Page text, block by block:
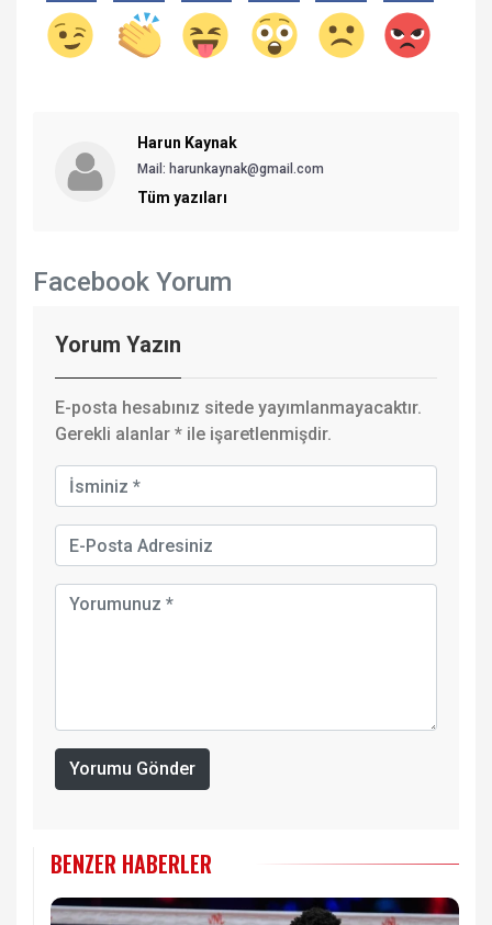
Harun Kaynak
Mail: harunkaynak@gmail.com
Tüm yazıları
Facebook Yorum
Yorum Yazın
E-posta hesabınız sitede yayımlanmayacaktır.
Gerekli alanlar * ile işaretlenmişdir.
Yorumu Gönder
BENZER HABERLER